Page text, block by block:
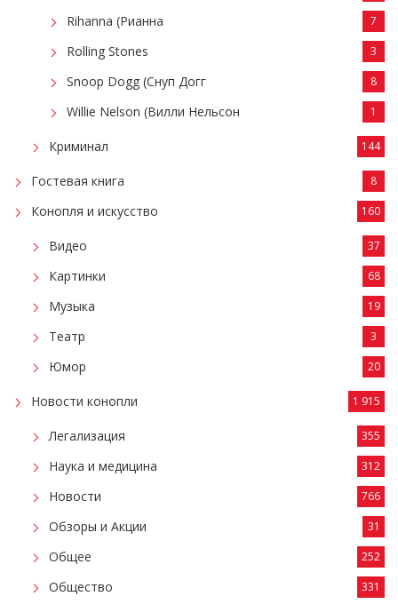
Rihanna (Рианна 7
Rolling Stones 3
Snoop Dogg (Снуп Догг 8
Willie Nelson (Вилли Нельсон 1
Криминал 144
Гостевая книга 8
Конопля и искусство 160
Видео 37
Картинки 68
Музыка 19
Театр 3
Юмор 20
Новости конопли 1 915
Легализация 355
Наука и медицина 312
Новости 766
Обзоры и Акции 31
Общее 252
Общество 331